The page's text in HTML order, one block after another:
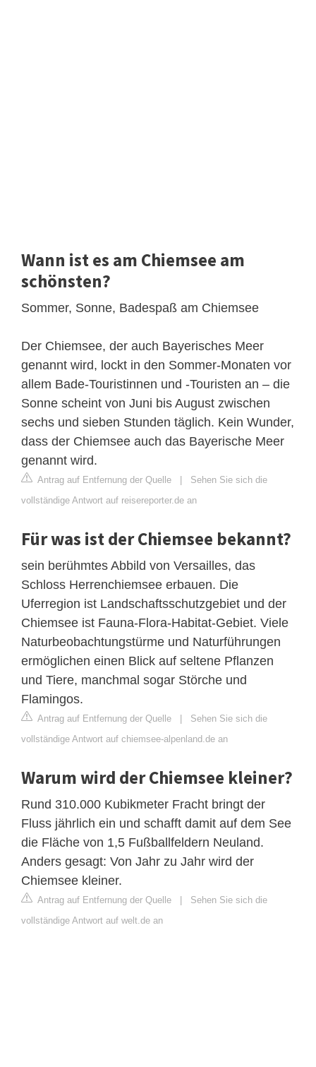
Wann ist es am Chiemsee am
schönsten?
Sommer, Sonne, Badespaß am Chiemsee
Der Chiemsee, der auch Bayerisches Meer
genannt wird, lockt in den Sommer-Monaten vor
allem Bade-Touristinnen und ‑Touristen an – die
Sonne scheint von Juni bis August zwischen
sechs und sieben Stunden täglich. Kein Wunder,
dass der Chiemsee auch das Bayerische Meer
genannt wird.
Antrag auf Entfernung der Quelle | Sehen Sie sich die
vollständige Antwort auf reisereporter.de an
Für was ist der Chiemsee bekannt?
sein berühmtes Abbild von Versailles, das
Schloss Herrenchiemsee erbauen. Die
Uferregion ist Landschaftsschutzgebiet und der
Chiemsee ist Fauna-Flora-Habitat-Gebiet. Viele
Naturbeobachtungstürme und Naturführungen
ermöglichen einen Blick auf seltene Pflanzen
und Tiere, manchmal sogar Störche und
Flamingos.
Antrag auf Entfernung der Quelle | Sehen Sie sich die
vollständige Antwort auf chiemsee-alpenland.de an
Warum wird der Chiemsee kleiner?
Rund 310.000 Kubikmeter Fracht bringt der
Fluss jährlich ein und schafft damit auf dem See
die Fläche von 1,5 Fußballfeldern Neuland.
Anders gesagt: Von Jahr zu Jahr wird der
Chiemsee kleiner.
Antrag auf Entfernung der Quelle | Sehen Sie sich die
vollständige Antwort auf welt.de an